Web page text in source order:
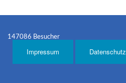
147086 Besucher
Impressum Datenschutz